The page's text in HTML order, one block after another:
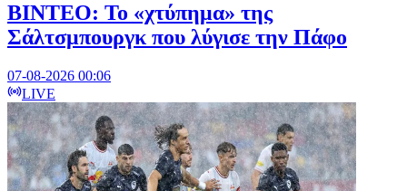
ΒΙΝΤΕΟ: Το «χτύπημα» της
Σάλτσμπουργκ που λύγισε την Πάφο
07-08-2026 00:06
LIVE